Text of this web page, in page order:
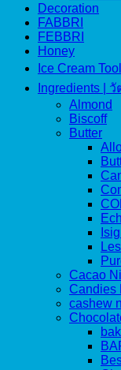
Decoration
FABBRI
FEBBRI
Honey
Ice Cream
Ingredients |
Almond
Biscoff
Butter
Cacao
Candies
cashew